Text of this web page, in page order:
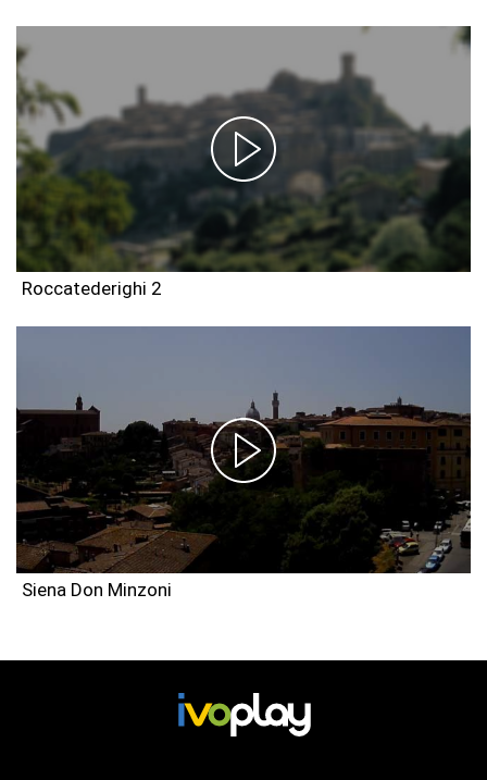
Roccatederighi 2
Siena Don Minzoni